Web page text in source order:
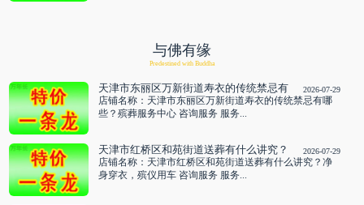
与佛有缘
Predestined with Buddha
天津市东丽区万新街道寿衣的传统禁忌有
哪些？殡葬服务中心 咨询服务
2026-07-29
店铺名称：天津市东丽区万新街道寿衣的传统禁忌有哪
些？殡葬服务中心 咨询服务 服务...
天津市红桥区和苑街道送葬有什么讲究？
净身穿衣，殡仪用车 咨询服务
2026-07-29
店铺名称：天津市红桥区和苑街道送葬有什么讲究？净
身穿衣，殡仪用车 咨询服务 服务...